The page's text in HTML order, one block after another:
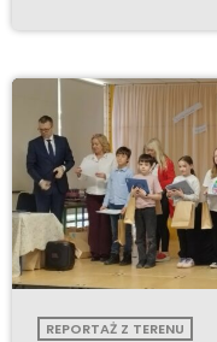
pierwsza tego typu
REPORTAŻ Z TERENU